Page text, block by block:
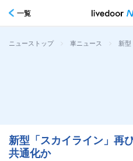
一覧
ニューストップ > 車ニュース > 新型
新型「スカイライン」再
共通化か